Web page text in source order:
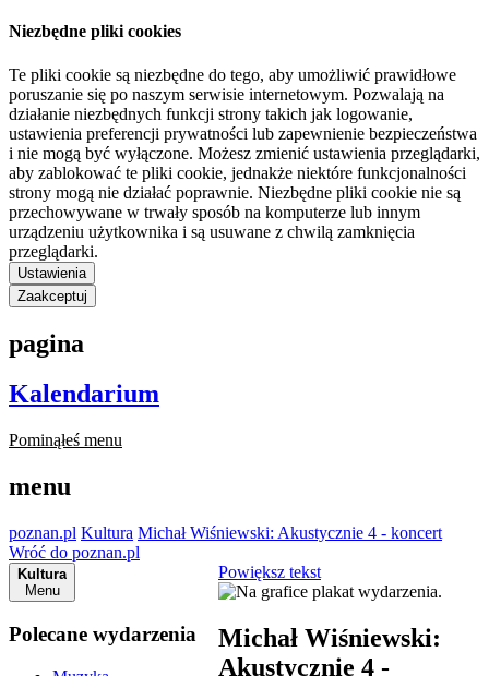
Niezbędne pliki cookies
Te pliki cookie są niezbędne do tego, aby umożliwić prawidłowe
poruszanie się po naszym serwisie internetowym. Pozwalają na
działanie niezbędnych funkcji strony takich jak logowanie,
ustawienia preferencji prywatności lub zapewnienie bezpieczeństwa
i nie mogą być wyłączone. Możesz zmienić ustawienia przeglądarki,
aby zablokować te pliki cookie, jednakże niektóre funkcjonalności
strony mogą nie działać poprawnie. Niezbędne pliki cookie nie są
przechowywane w trwały sposób na komputerze lub innym
urządzeniu użytkownika i są usuwane z chwilą zamknięcia
przeglądarki.
Ustawienia
Zaakceptuj
pagina
Kalendarium
Pominąłeś menu
menu
poznan.pl Kultura Michał Wiśniewski: Akustycznie 4 - koncert
Wróć do poznan.pl
Kultura
Menu
Polecane wydarzenia
Powiększ tekst
Michał Wiśniewski:
Akustycznie 4 -